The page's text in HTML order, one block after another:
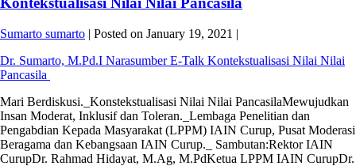
Sumarto sumarto | Posted on January 19, 2021 |
Dr. Sumarto, M.Pd.I Narasumber E-Talk Kontekstualisasi Nilai Nilai
Pancasila
Mari Berdiskusi._Konstekstualisasi Nilai Nilai PancasilaMewujudkan
Insan Moderat, Inklusif dan Toleran._Lembaga Penelitian dan
Pengabdian Kepada Masyarakat (LPPM) IAIN Curup, Pusat Moderasi
Beragama dan Kebangsaan IAIN Curup._ Sambutan:Rektor IAIN
CurupDr. Rahmad Hidayat, M.Ag, M.PdKetua LPPM IAIN CurupDr.